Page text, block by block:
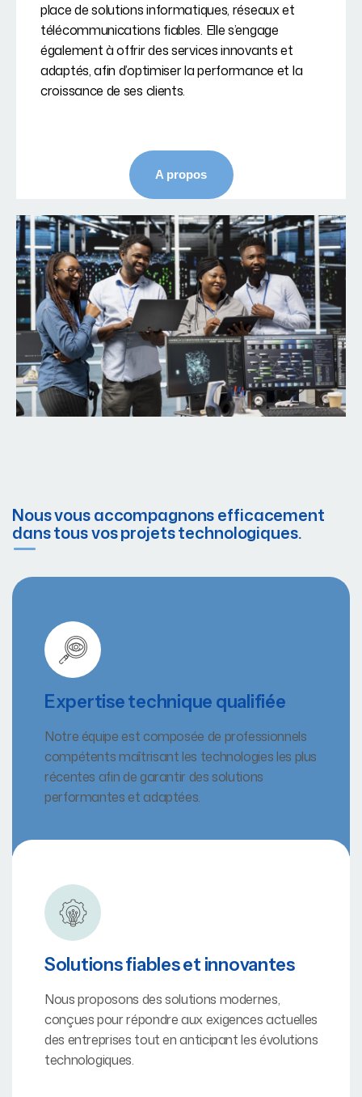
place de solutions informatiques, réseaux et
télécommunications fiables. Elle s’engage
également à offrir des services innovants et
adaptés, afin d’optimiser la performance et la
croissance de ses clients.
Nous vous accompagnons efficacement
dans tous vos projets technologiques.
Expertise technique qualifiée
Notre équipe est composée de professionnels
compétents maîtrisant les technologies les plus
récentes afin de garantir des solutions
performantes et adaptées.
Solutions fiables et innovantes
Nous proposons des solutions modernes,
conçues pour répondre aux exigences actuelles
des entreprises tout en anticipant les évolutions
technologiques.